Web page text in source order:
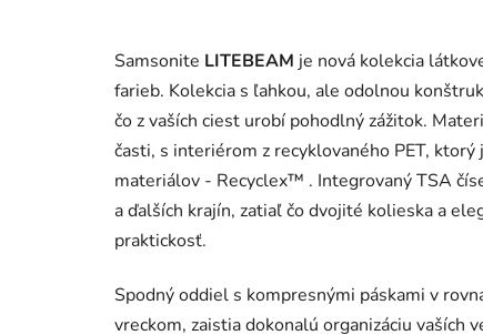
Samsonite LITEBEAM je nová kolekcia
farieb. Kolekcia s ľahkou, ale odolnou
čo z vaších ciest urobí pohodlný zážitok.
časti, s interiérom z recyklovaného PET,
materiálov - Recyclex™ . Integrovaný TSA
a ďalších krajín, zatiaľ čo dvojité kolieska a
praktickosť.
Spodný oddiel s kompresnými páskami v
vreckom, zaistia dokonalú organizáciu vaších